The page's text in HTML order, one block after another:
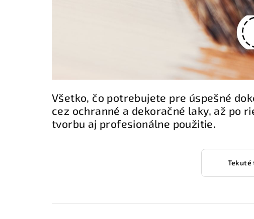
Všetko, čo potrebujete pre úspešné
cez ochranné a dekoračné laky, až po
tvorbu aj profesionálne použitie.
Tekuté